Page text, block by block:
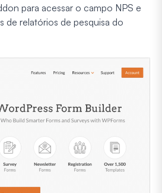
para acessar o campo NPS e
de relatórios de pesquisa do